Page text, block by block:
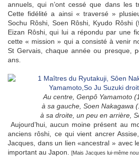
annuels, qui n’ont cessé que dans les
Cette fidélité a ainsi « traversé »
Sochu Rôshi, Soen Rôshi, Kyudo
Eizan Rôshi, qui lui a répondu par une
cette « mission » qui a consisté à venir
St Gervais, chaque année ou presque,
ans.
Au centre, Genpô Yamamoto
à sa gauche, Soen Nakagawa
à sa droite, un peu en arrière,
Aujourd’hui, aucun moine présent au
anciens rôshi, ce qui vient ancrer
Jacques, dans un lien «ancestral » avec
important au Japon.
[Mais Jacques lui-même